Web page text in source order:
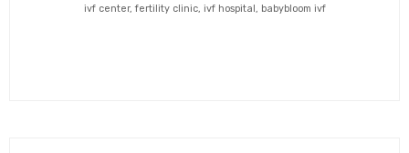
ivf center, fertility clinic, ivf hospital, babybloom ivf